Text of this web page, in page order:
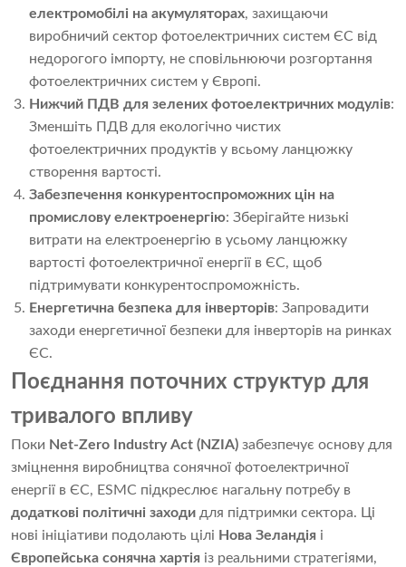
електромобілі на акумуляторах, захищаючи
виробничий сектор фотоелектричних систем ЄС від
недорогого імпорту, не сповільнюючи розгортання
фотоелектричних систем у Європі.
Нижчий ПДВ для зелених фотоелектричних модулів:
Зменшіть ПДВ для екологічно чистих
фотоелектричних продуктів у всьому ланцюжку
створення вартості.
Забезпечення конкурентоспроможних цін на
промислову електроенергію: Зберігайте низькі
витрати на електроенергію в усьому ланцюжку
вартості фотоелектричної енергії в ЄС, щоб
підтримувати конкурентоспроможність.
Енергетична безпека для інверторів: Запровадити
заходи енергетичної безпеки для інверторів на ринках
ЄС.
Поєднання поточних структур для
тривалого впливу
Поки Net-Zero Industry Act (NZIA) забезпечує основу для
зміцнення виробництва сонячної фотоелектричної
енергії в ЄС, ESMC підкреслює нагальну потребу в
додаткові політичні заходи для підтримки сектора. Ці
нові ініціативи подолають цілі Нова Зеландія і
Європейська сонячна хартія із реальними стратегіями,